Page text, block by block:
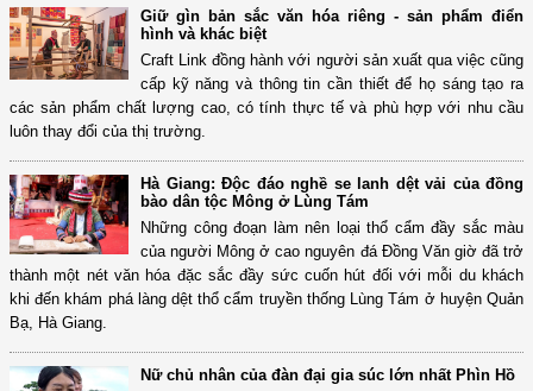
Giữ gìn bản sắc văn hóa riêng - sản phẩm điển
hình và khác biệt
Craft Link đồng hành với người sản xuất qua việc cũng
cấp kỹ năng và thông tin cần thiết để họ sáng tạo ra
các sản phẩm chất lượng cao, có tính thực tế và phù hợp với nhu cầu
luôn thay đổi của thị trường.
Hà Giang: Độc đáo nghề se lanh dệt vải của đồng
bào dân tộc Mông ở Lùng Tám
Những công đoạn làm nên loại thổ cẩm đầy sắc màu
của người Mông ở cao nguyên đá Đồng Văn giờ đã trở
thành một nét văn hóa đặc sắc đầy sức cuốn hút đối với mỗi du khách
khi đến khám phá làng dệt thổ cẩm truyền thống Lùng Tám ở huyện Quản
Bạ, Hà Giang.
Nữ chủ nhân của đàn đại gia súc lớn nhất Phìn Hồ